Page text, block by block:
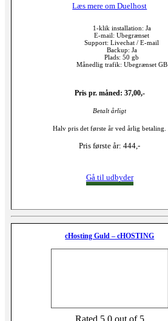
Læs mere om Duelhost
1-klik installation: Ja
E-mail: Ubegrænset
Support: Livechat / E-mail
Backup: Ja
Plads: 50 gb
Månedlig trafik: Ubegrænset GB
Pris pr. måned: 37,00,-
Betalt årligt
Halv pris det første år ved årlig betaling.
Pris første år: 444,-
Gå til udbyder
cHosting Guld – cHOSTING